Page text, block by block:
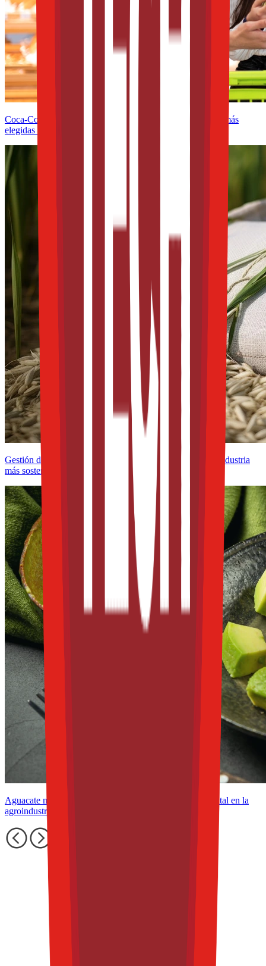
Coca-Cola, Lala y Bimbo lideran el ranking de las marcas más
elegidas por los mexicanos en 2025
Gestión de nutrientes en arroz-trigo: claves para una agroindustria
más sostenible
Aguacate mexicano: impacto económico, social y ambiental en la
agroindustria